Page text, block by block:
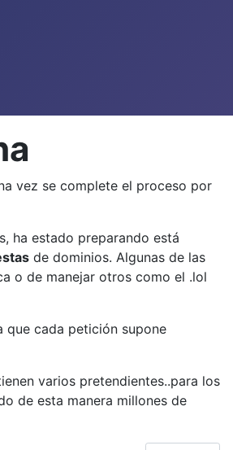
vez se complete el proceso por
ha estado preparando está
de dominios. Algunas de las
o de manejar otros como el .lol
que cada petición supone
varios pretendientes..para los
de esta manera millones de